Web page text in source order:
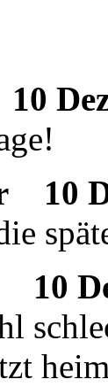
10
10
10